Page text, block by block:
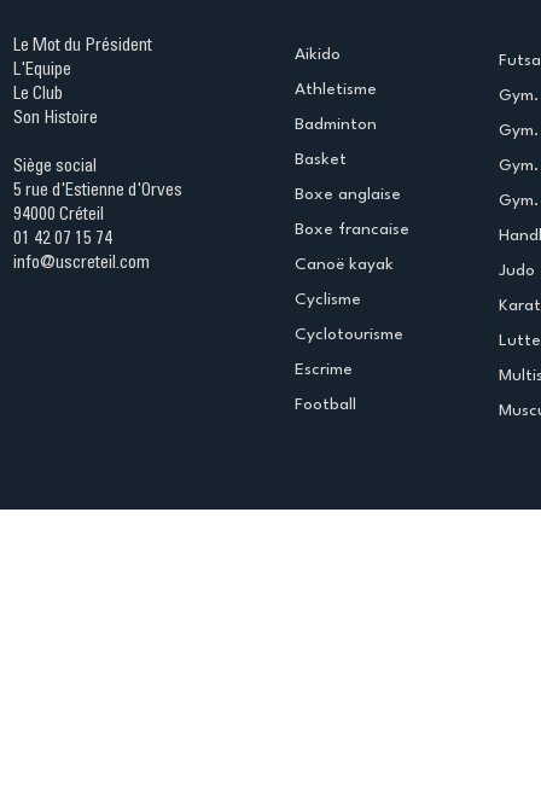
Le Mot du Président
L'Equipe
Le Club
Son Histoire
Siège social
5 rue d'Estienne d'Orves
94000 Créteil
01 42 07 15 74
info@uscreteil.com
Aikido
Athletisme
Badminton
Basket
Boxe anglaise
Boxe francaise
Canoë kayak
Cyclisme
Cyclotourisme
Escrime
Football
Judo
Lutte